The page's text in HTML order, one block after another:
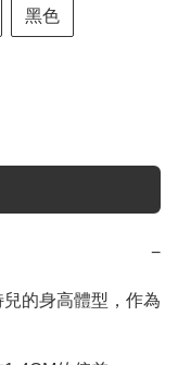
黑色
−
的身高體型，作為